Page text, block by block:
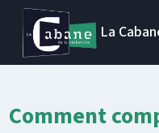
Aller
contenu
La
Comment